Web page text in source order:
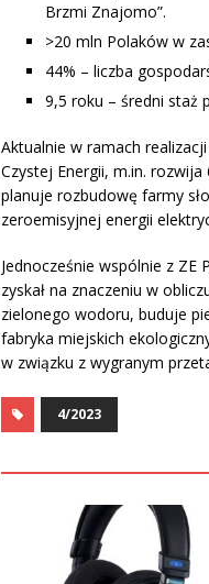
Brzmi Znajomo”.
>20 mln Polaków w
44% – liczba
9,5 roku – średni staż
Aktualnie w ramach
Czystej Energii, m.in.
planuje rozbudowę farmy
zeroemisyjnej energii
Jednocześnie wspólnie z ZE
zyskał na znaczeniu w
zielonego wodoru, buduje
fabryka miejskich
w związku z wygranym
4/2023